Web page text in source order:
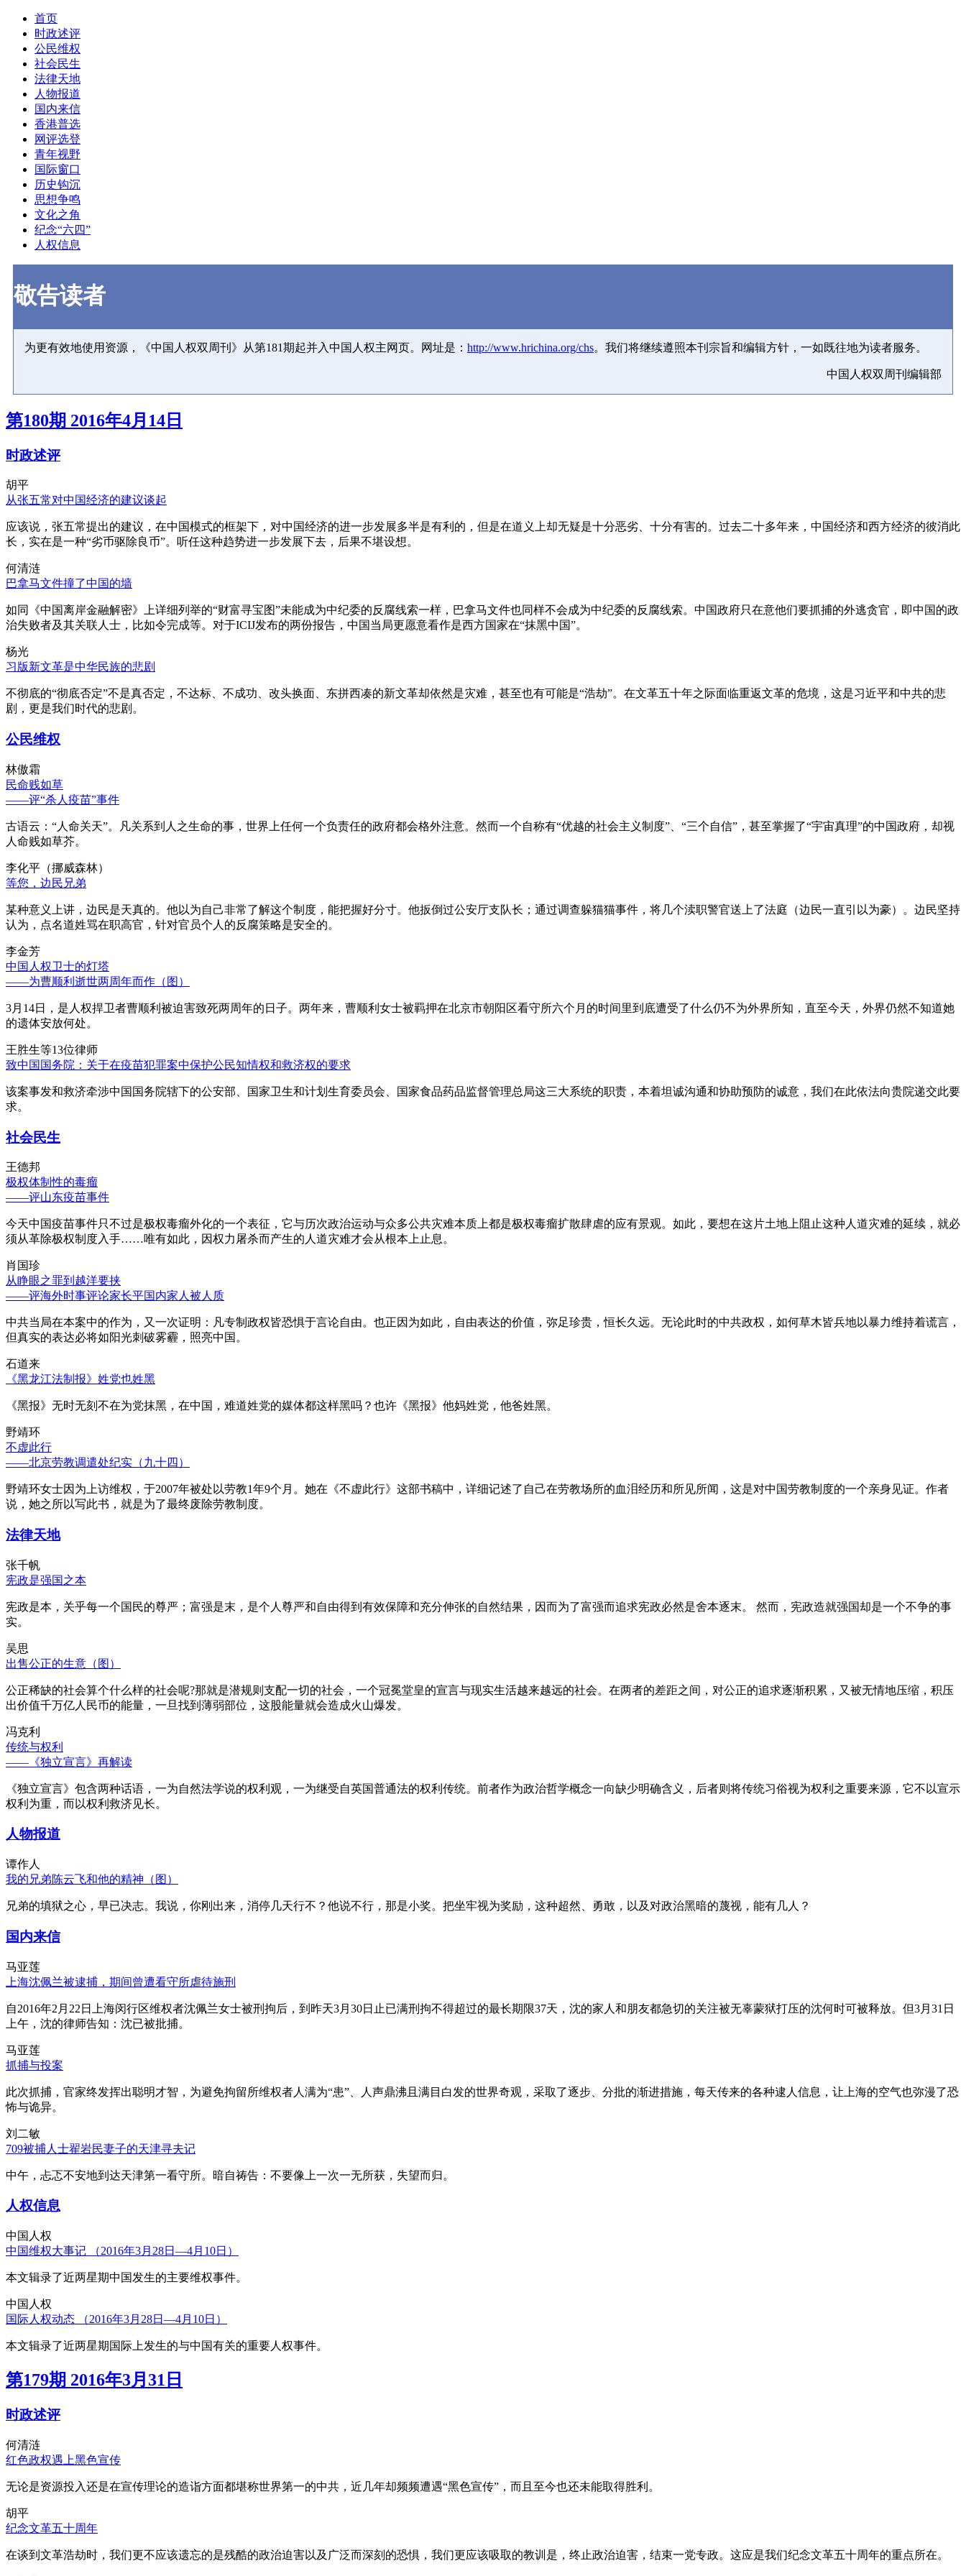
首页
时政述评
公民维权
社会民生
法律天地
人物报道
国内来信
香港普选
网评选登
青年视野
国际窗口
历史钩沉
思想争鸣
文化之角
纪念“六四”
人权信息
敬告读者
为更有效地使用资源，《中国人权双周刊》从第181期起并入中国人权主网页。网址是： http://www.hrichina.org/chs。我们将继续遵照本刊宗旨和编辑方针，一如既往地为读者服务。
中国人权双周刊编辑部
第180期 2016年4月14日
时政述评
胡平
从张五常对中国经济的建议谈起
应该说，张五常提出的建议，在中国模式的框架下，对中国经济的进一步发展多半是有利的，但是在道义上却无疑是十分恶劣、十分有害的。过去二十多年来，中国经济和西方经济的彼消此
长，实在是一种“劣币驱除良币”。听任这种趋势进一步发展下去，后果不堪设想。
何清涟
巴拿马文件撞了中国的墙
如同《中国离岸金融解密》上详细列举的“财富寻宝图”未能成为中纪委的反腐线索一样，巴拿马文件也同样不会成为中纪委的反腐线索。中国政府只在意他们要抓捕的外逃贪官，即中国的政
治失败者及其关联人士，比如令完成等。对于ICIJ发布的两份报告，中国当局更愿意看作是西方国家在“抹黑中国”。
杨光
习版新文革是中华民族的悲剧
不彻底的“彻底否定”不是真否定，不达标、不成功、改头换面、东拼西凑的新文革却依然是灾难，甚至也有可能是“浩劫”。在文革五十年之际面临重返文革的危境，这是习近平和中共的悲
剧，更是我们时代的悲剧。
公民维权
林傲霜
民命贱如草
——评“杀人疫苗”事件
古语云：“人命关天”。凡关系到人之生命的事，世界上任何一个负责任的政府都会格外注意。然而一个自称有“优越的社会主义制度”、“三个自信”，甚至掌握了“宇宙真理”的中国政府，却视
人命贱如草芥。
李化平（挪威森林）
等您，边民兄弟
某种意义上讲，边民是天真的。他以为自己非常了解这个制度，能把握好分寸。他扳倒过公安厅支队长；通过调查躲猫猫事件，将几个渎职警官送上了法庭（边民一直引以为豪）。边民坚持
认为，点名道姓骂在职高官，针对官员个人的反腐策略是安全的。
李金芳
中国人权卫士的灯塔
——为曹顺利逝世两周年而作（图）
3月14日，是人权捍卫者曹顺利被迫害致死两周年的日子。两年来，曹顺利女士被羁押在北京市朝阳区看守所六个月的时间里到底遭受了什么仍不为外界所知，直至今天，外界仍然不知道她
的遗体安放何处。
王胜生等13位律师
致中国国务院：关于在疫苗犯罪案中保护公民知情权和救济权的要求
该案事发和救济牵涉中国国务院辖下的公安部、国家卫生和计划生育委员会、国家食品药品监督管理总局这三大系统的职责，本着坦诚沟通和协助预防的诚意，我们在此依法向贵院递交此要
求。
社会民生
王德邦
极权体制性的毒瘤
——评山东疫苗事件
今天中国疫苗事件只不过是极权毒瘤外化的一个表征，它与历次政治运动与众多公共灾难本质上都是极权毒瘤扩散肆虐的应有景观。如此，要想在这片土地上阻止这种人道灾难的延续，就必
须从革除极权制度入手……唯有如此，因权力屠杀而产生的人道灾难才会从根本上止息。
肖国珍
从睁眼之罪到越洋要挟
——评海外时事评论家长平国内家人被人质
中共当局在本案中的作为，又一次证明：凡专制政权皆恐惧于言论自由。也正因为如此，自由表达的价值，弥足珍贵，恒长久远。无论此时的中共政权，如何草木皆兵地以暴力维持着谎言，
但真实的表达必将如阳光刺破雾霾，照亮中国。
石道来
《黑龙江法制报》姓党也姓黑
《黑报》无时无刻不在为党抹黑，在中国，难道姓党的媒体都这样黑吗？也许《黑报》他妈姓党，他爸姓黑。
野靖环
不虚此行
——北京劳教调遣处纪实（九十四）
野靖环女士因为上访维权，于2007年被处以劳教1年9个月。她在《不虚此行》这部书稿中，详细记述了自己在劳教场所的血泪经历和所见所闻，这是对中国劳教制度的一个亲身见证。作者
说，她之所以写此书，就是为了最终废除劳教制度。
法律天地
张千帆
宪政是强国之本
宪政是本，关乎每一个国民的尊严；富强是末，是个人尊严和自由得到有效保障和充分伸张的自然结果，因而为了富强而追求宪政必然是舍本逐末。 然而，宪政造就强国却是一个不争的事
实。
吴思
出售公正的生意（图）
公正稀缺的社会算个什么样的社会呢?那就是潜规则支配一切的社会，一个冠冕堂皇的宣言与现实生活越来越远的社会。在两者的差距之间，对公正的追求逐渐积累，又被无情地压缩，积压
出价值千万亿人民币的能量，一旦找到薄弱部位，这股能量就会造成火山爆发。
冯克利
传统与权利
——《独立宣言》再解读
《独立宣言》包含两种话语，一为自然法学说的权利观，一为继受自英国普通法的权利传统。前者作为政治哲学概念一向缺少明确含义，后者则将传统习俗视为权利之重要来源，它不以宣示
权利为重，而以权利救济见长。
人物报道
谭作人
我的兄弟陈云飞和他的精神（图）
兄弟的填狱之心，早已决志。我说，你刚出来，消停几天行不？他说不行，那是小奖。把坐牢视为奖励，这种超然、勇敢，以及对政治黑暗的蔑视，能有几人？
国内来信
马亚莲
上海沈佩兰被逮捕，期间曾遭看守所虐待施刑
自2016年2月22日上海闵行区维权者沈佩兰女士被刑拘后，到昨天3月30日止已满刑拘不得超过的最长期限37天，沈的家人和朋友都急切的关注被无辜蒙狱打压的沈何时可被释放。但3月31日
上午，沈的律师告知：沈已被批捕。
马亚莲
抓捕与投案
此次抓捕，官家终发挥出聪明才智，为避免拘留所维权者人满为“患”、人声鼎沸且满目白发的世界奇观，采取了逐步、分批的渐进措施，每天传来的各种逮人信息，让上海的空气也弥漫了恐
怖与诡异。
刘二敏
709被捕人士翟岩民妻子的天津寻夫记
中午，忐忑不安地到达天津第一看守所。暗自祷告：不要像上一次一无所获，失望而归。
人权信息
中国人权
中国维权大事记 （2016年3月28日—4月10日）
本文辑录了近两星期中国发生的主要维权事件。
中国人权
国际人权动态 （2016年3月28日—4月10日）
本文辑录了近两星期国际上发生的与中国有关的重要人权事件。
第179期 2016年3月31日
时政述评
何清涟
红色政权遇上黑色宣传
无论是资源投入还是在宣传理论的造诣方面都堪称世界第一的中共，近几年却频频遭遇“黑色宣传”，而且至今也还未能取得胜利。
胡平
纪念文革五十周年
在谈到文革浩劫时，我们更不应该遗忘的是残酷的政治迫害以及广泛而深刻的恐惧，我们更应该吸取的教训是，终止政治迫害，结束一党专政。这应是我们纪念文革五十周年的重点所在。